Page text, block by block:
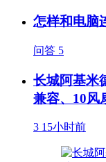
怎样和电脑
问答 5
长城阿基米
兼容、10风
3 15小时前